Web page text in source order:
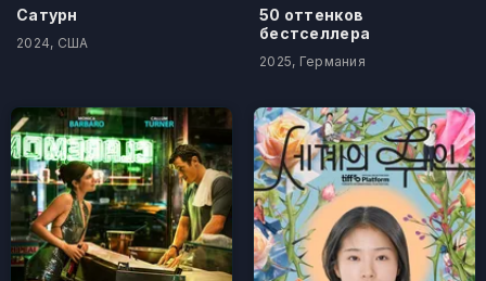
Сатурн
2024, США
50 оттенков
бестселлера
2025, Германия